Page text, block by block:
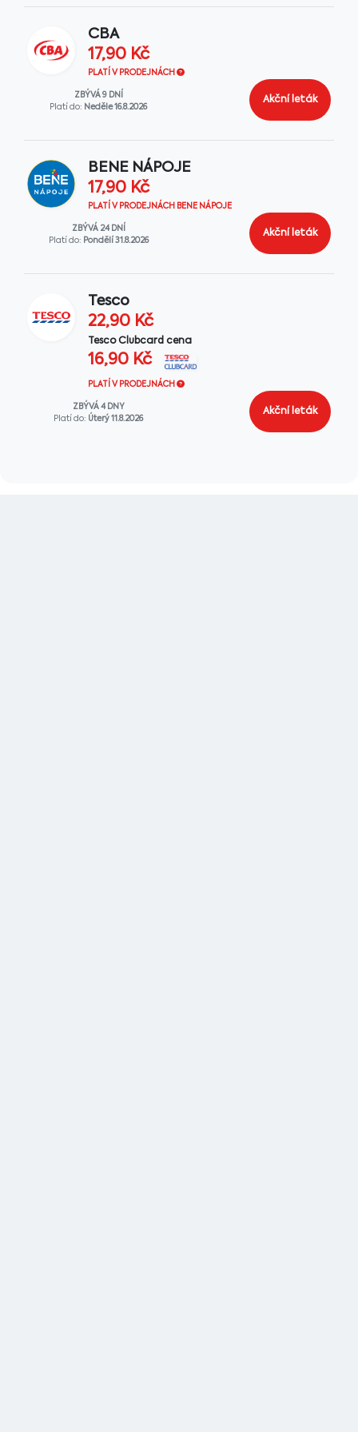
CBA
17,90 Kč
PLATÍ V PRODEJNÁCH
ZBÝVÁ 9 DNÍ
Platí do: Neděle 16.8.2026
Akční leták
BENE NÁPOJE
17,90 Kč
PLATÍ V PRODEJNÁCH BENE NÁPOJE
ZBÝVÁ 24 DNÍ
Platí do: Pondělí 31.8.2026
Akční leták
Tesco
22,90 Kč
Tesco Clubcard cena
16,90 Kč
PLATÍ V PRODEJNÁCH
ZBÝVÁ 4 DNY
Platí do: Úterý 11.8.2026
Akční leták